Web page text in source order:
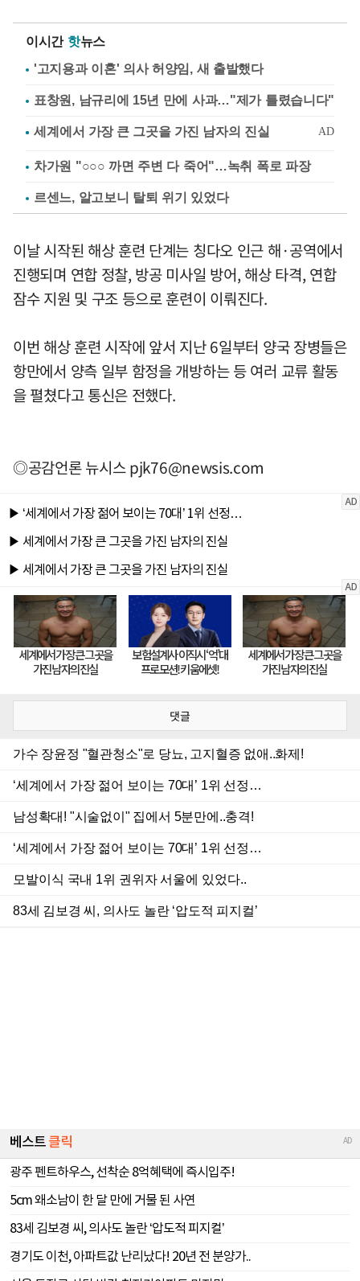
이시간 핫뉴스
'고지용과 이혼' 의사 허양임, 새 출발했다
표창원, 남규리에 15년 만에 사과…"제가 틀렸습니다"
차가원 "○○○ 까면 주변 다 죽어"…녹취 폭로 파장
르센느, 알고보니 탈퇴 위기 있었다
이날 시작된 해상 훈련 단계는 칭다오 인근 해·공역에서
진행되며 연합 정찰, 방공 미사일 방어, 해상 타격, 연합
잠수 지원 및 구조 등으로 훈련이 이뤄진다.
이번 해상 훈련 시작에 앞서 지난 6일부터 양국 장병들은
항만에서 양측 일부 함정을 개방하는 등 여러 교류 활동
을 펼쳤다고 통신은 전했다.
◎공감언론 뉴시스pjk76@newsis.com
댓글